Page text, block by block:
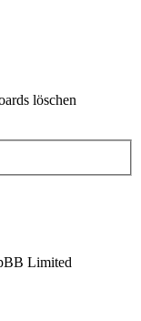
löschen
Limited